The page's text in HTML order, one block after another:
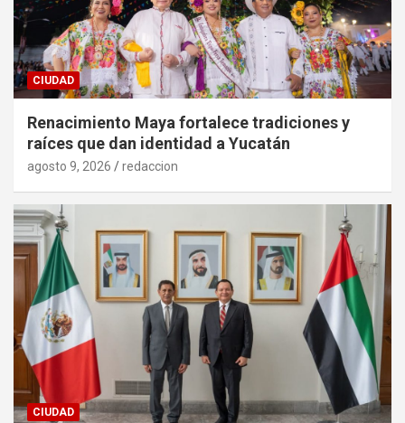
CIUDAD
Renacimiento Maya fortalece tradiciones y
raíces que dan identidad a Yucatán
agosto 9, 2026 redaccion
CIUDAD